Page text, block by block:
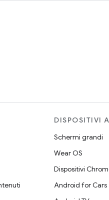
DISPOSITIVI
Schermi grandi
Wear OS
Dispositivi
Android for Cars